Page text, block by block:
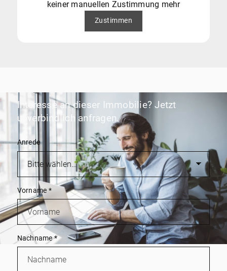
keiner manuellen Zustimmung mehr
Zustimmen
Interesse an dieser Immobilie? Jetzt
unverbindlich anfragen.
Anrede
Vorname *
Nachname*